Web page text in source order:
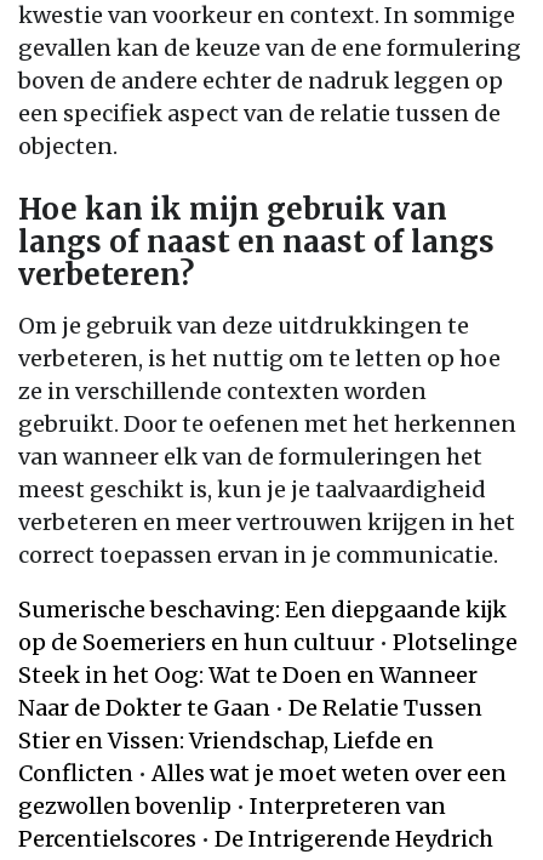
kwestie van voorkeur en context. In sommige
gevallen kan de keuze van de ene formulering
boven de andere echter de nadruk leggen op
een specifiek aspect van de relatie tussen de
objecten.
Hoe kan ik mijn gebruik van
langs of naast en naast of langs
verbeteren?
Om je gebruik van deze uitdrukkingen te
verbeteren, is het nuttig om te letten op hoe
ze in verschillende contexten worden
gebruikt. Door te oefenen met het herkennen
van wanneer elk van de formuleringen het
meest geschikt is, kun je je taalvaardigheid
verbeteren en meer vertrouwen krijgen in het
correct toepassen ervan in je communicatie.
Sumerische beschaving: Een diepgaande kijk
op de Soemeriers en hun cultuur • Plotselinge
Steek in het Oog: Wat te Doen en Wanneer
Naar de Dokter te Gaan • De Relatie Tussen
Stier en Vissen: Vriendschap, Liefde en
Conflicten •Alles wat je moet weten over een
gezwollen bovenlip • Interpreteren van
Percentielscores • De Intrigerende Heydrich